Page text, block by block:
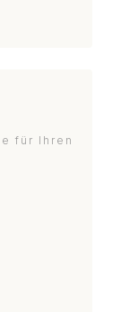
für Ihren